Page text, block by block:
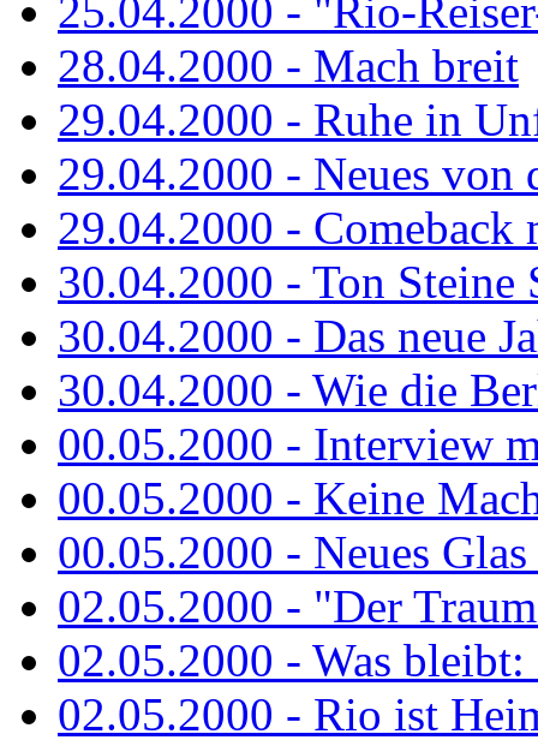
25.04.2000 - "Rio-
28.04.2000 - Mach breit
29.04.2000 - Ruhe in
29.04.2000 - Neues von
29.04.2000 - Comeback
30.04.2000 - Ton Steine
30.04.2000 - Das neue
30.04.2000 - Wie die
00.05.2000 - Interview
00.05.2000 - Keine
00.05.2000 - Neues Glas
02.05.2000 - "Der
02.05.2000 - Was bleibt:
02.05.2000 - Rio ist